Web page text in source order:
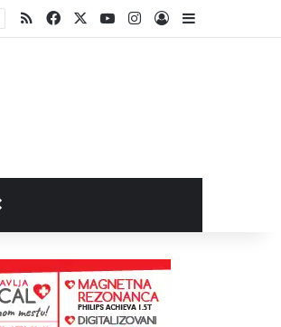
RSSFacebookYouTubeInstagram
Log InSidebar
Random Article